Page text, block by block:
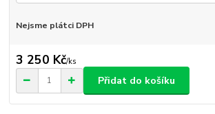
Nejsme plátci DPH
3 250 Kč/ks
Přidat do košíku